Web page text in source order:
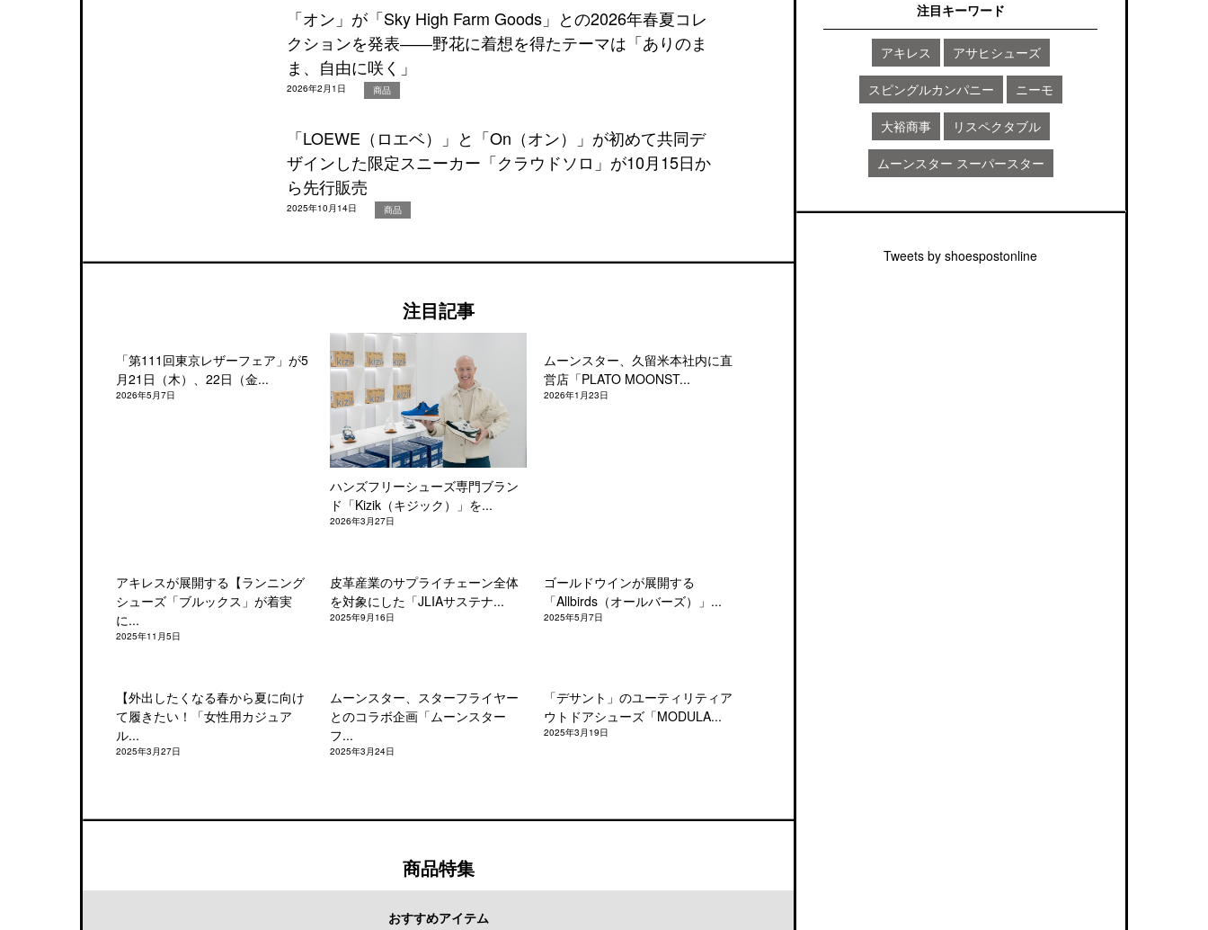
「オン」が「Sky High Farm Goods」との2026年春夏コレ
クションを発表――野花に着想を得たテーマは「ありのま
ま、自由に咲く」
2026年2月1日 商品
「LOEWE（ロエベ）」と「On（オン）」が初めて共同デ
ザインした限定スニーカー「クラウドソロ」が10月15日か
ら先行販売
2025年10月14日 商品
注目記事
「第111回東京レザーフェア」が5
月21日（木）、22日（金...
2026年5月7日
ハンズフリーシューズ専門ブラン
ド「Kizik（キジック）」を...
2026年3月27日
ムーンスター、久留米本社内に直
営店「PLATO MOONST...
2026年1月23日
アキレスが展開する【ランニング
シューズ「ブルックス」が着実
に...
2025年11月5日
皮革産業のサプライチェーン全体
を対象にした「JLIAサステナ...
2025年9月16日
ゴールドウインが展開する
「Allbirds（オールバーズ）」...
2025年5月7日
【外出したくなる春から夏に向け
て履きたい！「女性用カジュア
ル...
2025年3月27日
ムーンスター、スターフライヤー
とのコラボ企画「ムーンスター
フ...
2025年3月24日
「デサント」のユーティリティア
ウトドアシューズ「MODULA...
2025年3月19日
商品特集
おすすめアイテム
注目キーワード
アキレス アサヒシューズ
スピングルカンパニー ニーモ
大裕商事 リスペクタブル
ムーンスター スーパースター
Tweets by shoespostonline